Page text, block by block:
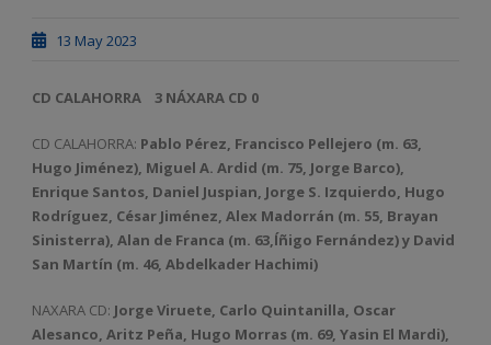
13 May 2023
CD CALAHORRA 3 NÁXARA CD 0
CD CALAHORRA: Pablo Pérez, Francisco Pellejero (m. 63,
Hugo Jiménez), Miguel A. Ardid (m. 75, Jorge Barco),
Enrique Santos, Daniel Juspian, Jorge S. Izquierdo, Hugo
Rodríguez, César Jiménez, Alex Madorrán (m. 55, Brayan
Sinisterra), Alan de Franca (m. 63,Íñigo Fernández) y David
San Martín (m. 46, Abdelkader Hachimi)
NAXARA CD: Jorge Viruete, Carlo Quintanilla, Oscar
Alesanco, Aritz Peña, Hugo Morras (m. 69, Yasin El Mardi),